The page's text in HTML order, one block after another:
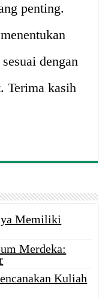
penting.
dengan
Terima kasih
Memiliki
Merdeka:
Kuliah